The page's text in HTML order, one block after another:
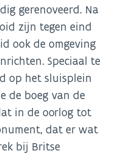
gerenoveerd. Na
zijn tegen eind
ook de omgeving
Speciaal te
op het sluisplein
de boeg van de
in de oorlog tot
dat er wat
bij Britse